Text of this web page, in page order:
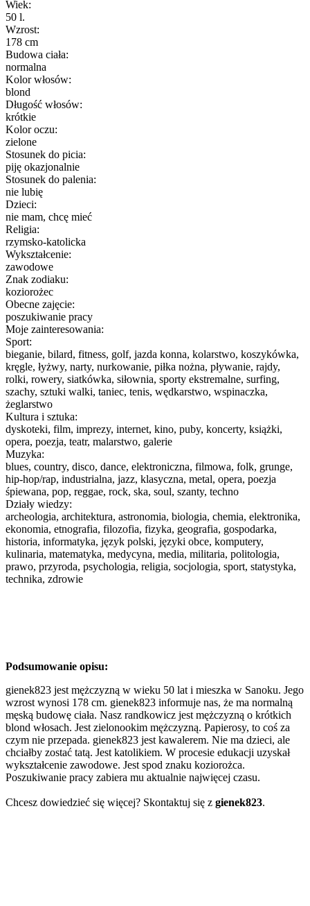
Wiek:
50 l.
Wzrost:
178 cm
Budowa ciała:
normalna
Kolor włosów:
blond
Długość włosów:
krótkie
Kolor oczu:
zielone
Stosunek do picia:
piję okazjonalnie
Stosunek do palenia:
nie lubię
Dzieci:
nie mam, chcę mieć
Religia:
rzymsko-katolicka
Wykształcenie:
zawodowe
Znak zodiaku:
koziorożec
Obecne zajęcie:
poszukiwanie pracy
Moje zainteresowania:
Sport:
bieganie, bilard, fitness, golf, jazda konna, kolarstwo, koszykówka,
kręgle, łyżwy, narty, nurkowanie, piłka nożna, pływanie, rajdy,
rolki, rowery, siatkówka, siłownia, sporty ekstremalne, surfing,
szachy, sztuki walki, taniec, tenis, wędkarstwo, wspinaczka,
żeglarstwo
Kultura i sztuka:
dyskoteki, film, imprezy, internet, kino, puby, koncerty, książki,
opera, poezja, teatr, malarstwo, galerie
Muzyka:
blues, country, disco, dance, elektroniczna, filmowa, folk, grunge,
hip-hop/rap, industrialna, jazz, klasyczna, metal, opera, poezja
śpiewana, pop, reggae, rock, ska, soul, szanty, techno
Działy wiedzy:
archeologia, architektura, astronomia, biologia, chemia, elektronika,
ekonomia, etnografia, filozofia, fizyka, geografia, gospodarka,
historia, informatyka, język polski, języki obce, komputery,
kulinaria, matematyka, medycyna, media, militaria, politologia,
prawo, przyroda, psychologia, religia, socjologia, sport, statystyka,
technika, zdrowie
Podsumowanie opisu:
gienek823 jest mężczyzną w wieku 50 lat i mieszka w Sanoku. Jego
wzrost wynosi 178 cm. gienek823 informuje nas, że ma normalną
męską budowę ciała. Nasz randkowicz jest mężczyzną o krótkich
blond włosach. Jest zielonookim mężczyzną. Papierosy, to coś za
czym nie przepada. gienek823 jest kawalerem. Nie ma dzieci, ale
chciałby zostać tatą. Jest katolikiem. W procesie edukacji uzyskał
wykształcenie zawodowe. Jest spod znaku koziorożca.
Poszukiwanie pracy zabiera mu aktualnie najwięcej czasu.
Chcesz dowiedzieć się więcej? Skontaktuj się z gienek823.